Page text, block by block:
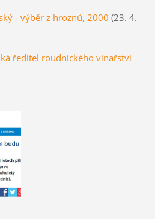
- výběr z hroznů, 2000 (23. 4.
ředitel roudnického vinařství